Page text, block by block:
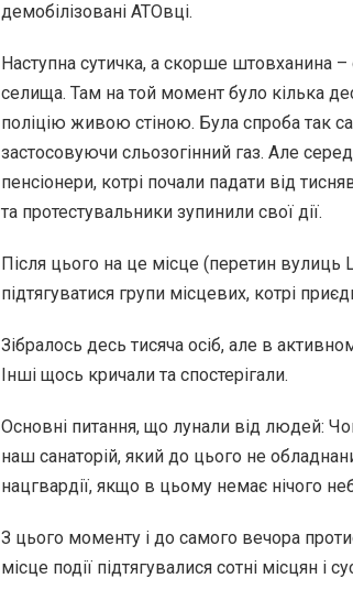
демобілізовані АТОвці.
Наступна сутичка, а скорше штовханина –
селища. Там на той момент було кілька
поліцію живою стіною. Була спроба так
застосовуючи сльозогінний газ. Але
пенсіонери, котрі почали падати від
та протестувальники зупинили свої дії.
Після цього на це місце (перетин
підтягуватися групи місцевих, котрі
Зібралось десь тисяча осіб, але в
Інші щось кричали та спостерігали.
Основні питання, що лунали від людей:
наш санаторій, який до цього не
нацгвардії, якщо в цьому немає нічого
З цього моменту і до самого вечора
місце події підтягувалися сотні місцян і